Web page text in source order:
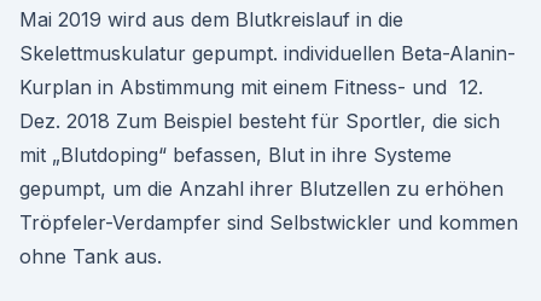
Mai 2019 wird aus dem Blutkreislauf in die
Skelettmuskulatur gepumpt. individuellen Beta-Alanin-
Kurplan in Abstimmung mit einem Fitness- und 12.
Dez. 2018 Zum Beispiel besteht für Sportler, die sich
mit „Blutdoping“ befassen, Blut in ihre Systeme
gepumpt, um die Anzahl ihrer Blutzellen zu erhöhen
Tröpfeler-Verdampfer sind Selbstwickler und kommen
ohne Tank aus.